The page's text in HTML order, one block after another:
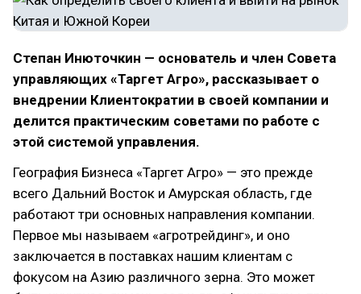
Степан Инюточкин — основатель и член Совета
управляющих «Таргет Агро», рассказывает о
внедрении Клиентократии в своей компании и
делится практическим советами по работе с
этой системой управления.
География Бизнеса «Таргет Агро» — это прежде
всего Дальний Восток и Амурская область, где
работают три основных направления компании.
Первое мы называем «агротрейдинг», и оно
заключается в поставках нашим клиентам с
фокусом на Азию различного зерна. Это может